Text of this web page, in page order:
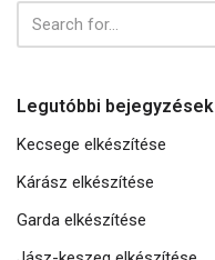
Legutóbbi bejegyzések
Kecsege elkészítése
Kárász elkészítése
Garda elkészítése